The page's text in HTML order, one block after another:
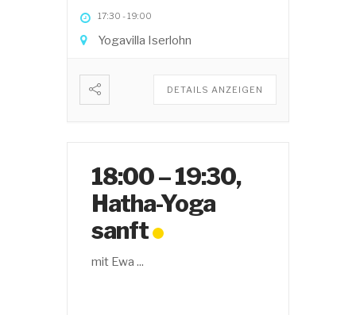
17:30 -19:00
Yogavilla Iserlohn
DETAILS ANZEIGEN
18:00 – 19:30,
Hatha-Yoga
sanft
mit Ewa ...